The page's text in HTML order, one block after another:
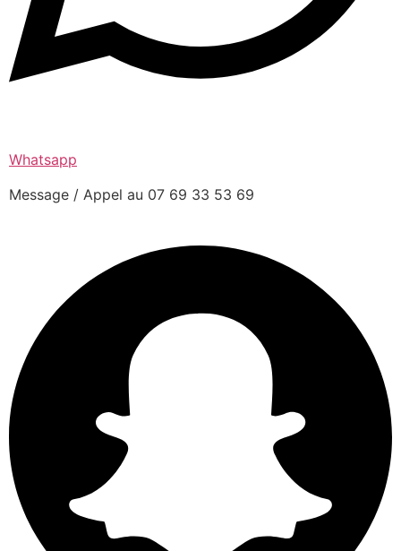
Whatsapp
Message / Appel au 07 69 33 53 69